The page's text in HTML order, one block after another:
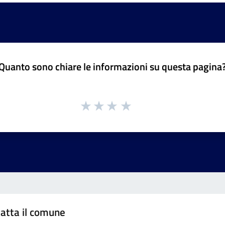
sono chiare le informazioni su questa
il comune